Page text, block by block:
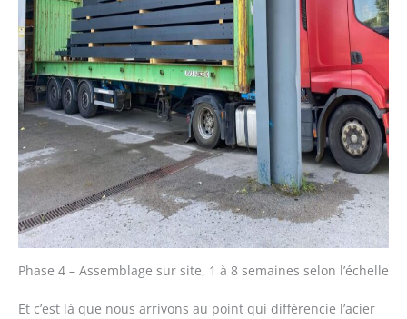
Phase 4 – Assemblage sur site, 1 à 8 semaines selon l’échelle
Et c’est là que nous arrivons au point qui différencie l’acier